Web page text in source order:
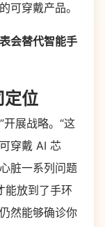
可穿戴产品。
会替代智能手
定位
展战略。“这
穿戴 AI 芯
脏一系列问题
能放到了手环
然能够确诊你